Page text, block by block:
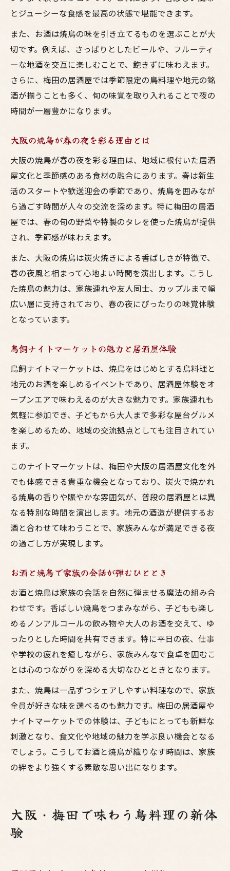
訣
お酒と一緒に楽しむ鳥飼イベントの魅力
居酒屋気分で参加するナイトマーケット体
験
梅田で焼鳥とイベントを同時に楽しもう
大阪の鳥料理とお酒でイベントを盛り上げ
る
交流広がる大阪夜の過ごし方を提案
焼鳥とイベントで深まる家族の絆を実感
梅田の夜に鳥料理とお酒で新たなつながり
大阪ナイトマーケットで交流を楽しむ方法
鳥飼イベントで広がる大人と子どもの世界
とジューシーな食感を最高の状態で堪能できます。
また、お酒は焼鳥の味を引き立てるものを選ぶことが大
切です。例えば、さっぱりとしたビールや、フルーティ
ーな地酒を交互に楽しむことで、飽きずに味わえます。
さらに、梅田の居酒屋では季節限定の鳥料理や地元の銘
酒が揃うことも多く、旬の味覚を取り入れることで夜の
時間が一層豊かになります。
大阪の焼鳥が春の夜を彩る理由とは
大阪の焼鳥が春の夜を彩る理由は、地域に根付いた居酒
屋文化と季節感のある食材の融合にあります。春は新生
活のスタートや歓送迎会の季節であり、焼鳥を囲みなが
ら過ごす時間が人々の交流を深めます。特に梅田の居酒
屋では、春の旬の野菜や特製のタレを使った焼鳥が提供
され、季節感が味わえます。
また、大阪の焼鳥は炭火焼きによる香ばしさが特徴で、
春の夜風と相まって心地よい時間を演出します。こうし
た焼鳥の魅力は、家族連れや友人同士、カップルまで幅
広い層に支持されており、春の夜にぴったりの味覚体験
となっています。
鳥飼ナイトマーケットの魅力と居酒屋体験
鳥飼ナイトマーケットは、焼鳥をはじめとする鳥料理と
地元のお酒を楽しめるイベントであり、居酒屋体験をオ
ープンエアで味わえるのが大きな魅力です。家族連れも
気軽に参加でき、子どもから大人まで多彩な屋台グルメ
を楽しめるため、地域の交流拠点としても注目されてい
ます。
このナイトマーケットは、梅田や大阪の居酒屋文化を外
でも体感できる貴重な機会となっており、炭火で焼かれ
る焼鳥の香りや賑やかな雰囲気が、普段の居酒屋とは異
なる特別な時間を演出します。地元の酒造が提供するお
酒と合わせて味わうことで、家族みんなが満足できる夜
の過ごし方が実現します。
お酒と焼鳥で家族の会話が弾むひととき
お酒と焼鳥は家族の会話を自然に弾ませる魔法の組み合
わせです。香ばしい焼鳥をつまみながら、子どもも楽し
めるノンアルコールの飲み物や大人のお酒を交えて、ゆ
ったりとした時間を共有できます。特に平日の夜、仕事
や学校の疲れを癒しながら、家族みんなで食卓を囲むこ
とは心のつながりを深める大切なひとときとなります。
また、焼鳥は一品ずつシェアしやすい料理なので、家族
全員が好きな味を選べるのも魅力です。梅田の居酒屋や
ナイトマーケットでの体験は、子どもにとっても新鮮な
刺激となり、食文化や地域の魅力を学ぶ良い機会となる
でしょう。こうしてお酒と焼鳥が織りなす時間は、家族
の絆をより強くする素敵な思い出になります。
大阪・梅田で味わう鳥料理の新体
験